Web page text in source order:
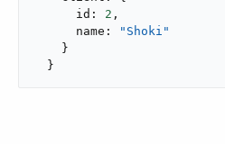
      id:
2 ,
      name:
"Shoki"
    }
  }